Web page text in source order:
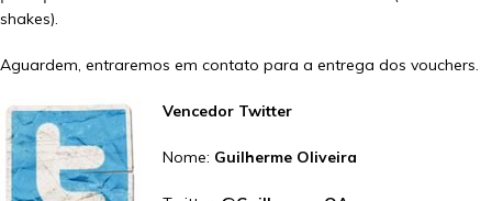
shakes).
Aguardem, entraremos em contato para a entrega dos vouchers.
Vencedor Twitter
Nome: Guilherme Oliveira